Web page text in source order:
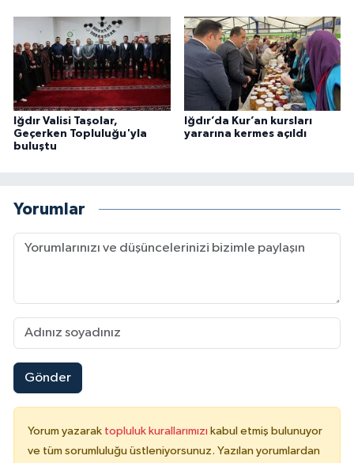
Iğdır Valisi Taşolar,
Geçerken Topluluğu'yla
buluştu
Iğdır’da Kur’an kursları
yararına kermes açıldı
Yorumlar
Gönder
Yorum yazarak topluluk kurallarımızı kabul etmiş bulunuyor
ve tüm sorumluluğu üstleniyorsunuz. Yazılan yorumlardan
Konya Müftülüğü
Kütahya Müftülüğü
Malatya Müftülüğü
Manisa Müftülüğü
Mersin Müftülüğü
Niğde Müftülüğü
Ordu Müftülüğü